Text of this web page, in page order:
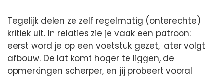
Tegelijk delen ze zelf regelmatig (onterechte)
kritiek uit. In relaties zie je vaak een patroon:
eerst word je op een voetstuk gezet, later volgt
afbouw. De lat komt hoger te liggen, de
opmerkingen scherper, en jij probeert vooral